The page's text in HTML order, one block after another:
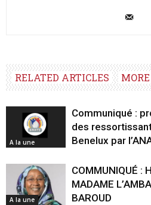
RELATED ARTICLES
A la une
Communiqué :
des
Benelux par
A la une
COMMUNIQUÉ :
MADAME
BAROUD